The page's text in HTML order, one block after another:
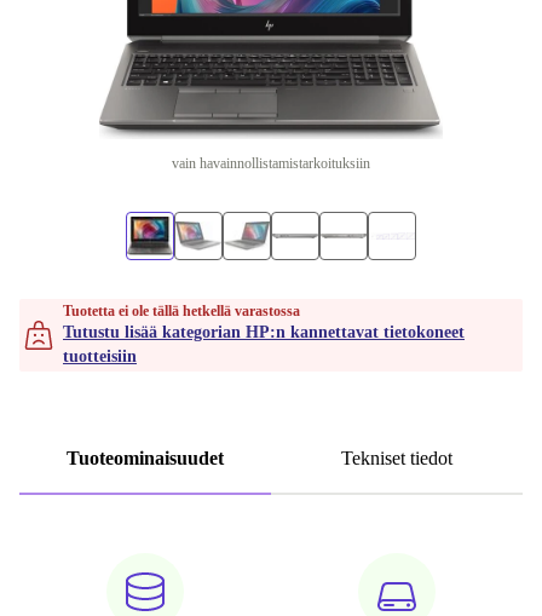
vain havainnollistamistarkoituksiin
Tuotetta ei ole tällä hetkellä varastossa
Tutustu lisää kategorian HP:n kannettavat tietokoneet
tuotteisiin
Tuoteominaisuudet Tekniset tiedot